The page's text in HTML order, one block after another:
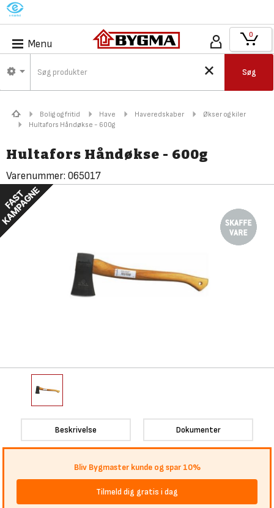
M
Menu
Søg
0
Bolig og fritid Have Haveredskaber
Økser og kiler
Hultafors Håndøkse - 600g
Hultafors Håndøkse - 600g
Varenummer: 065017
Beskrivelse Dokumenter
Bliv Bygmaster kunde og spar 10%
Tilmeld dig gratis i dag